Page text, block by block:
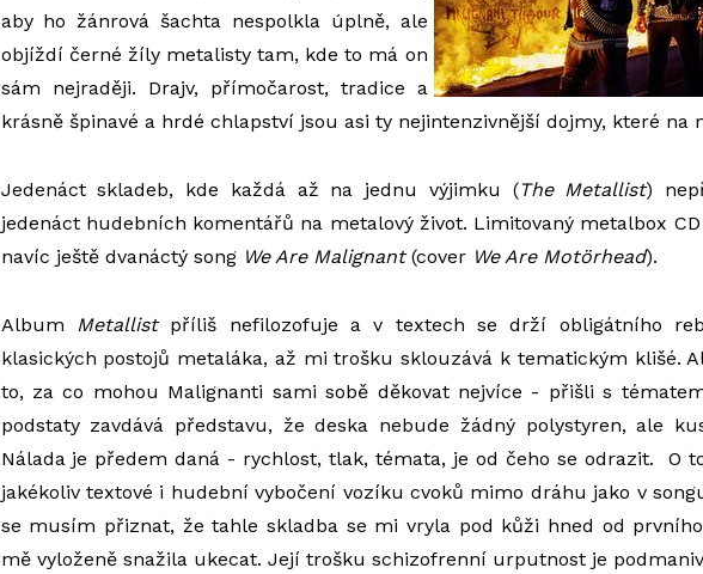
aby ho žánrová šachta nespolkla úplně, ale
objíždí černé žíly metalisty tam, kde to má on
sám nejraději. Drajv, přímočarost, tradice a
krásně špinavé a hrdé chlapství jsou asi ty nejintenzivnější dojmy, které na
Jedenáct skladeb, kde každá až na jednu výjimku (The Metallist)
jedenáct hudebních komentářů na metalový život. Limitovaný metalbox
navíc ještě dvanáctý song We Are Malignant(cover We Are Motörhead).
Album Metallistpříliš nefilozofuje a v textech se drží obligátního
klasických postojů metaláka, až mi trošku sklouzává k tematickým klišé.
to, za co mohou Malignanti sami sobě děkovat nejvíce - přišli s
podstaty zavdává představu, že deska nebude žádný polystyren, ale
Nálada je předem daná - rychlost, tlak, témata, je od čeho se odrazit. O
jakékoliv textové i hudební vybočení vozíku cvoků mimo dráhu jako v
se musím přiznat, že tahle skladba se mi vryla pod kůži hned od
mě vyloženě snažila ukecat. Její trošku schizofrenní urputnost je